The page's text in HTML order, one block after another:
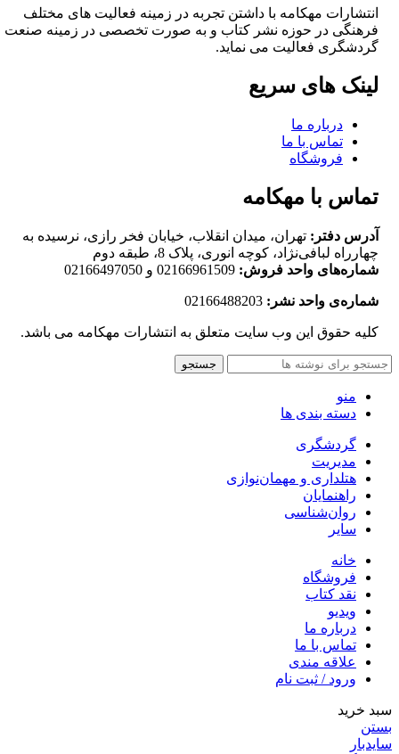
انتشارات مهکامه با داشتن تجربه در زمینه فعالیت های مختلف
فرهنگی در حوزه نشر کتاب و به صورت تخصصی در زمینه صنعت
گردشگری فعالیت می نماید.
لینک های سریع
درباره ما
تماس با ما
فروشگاه
تماس با مهکامه
آدرس دفتر: تهران، میدان انقلاب، خیابان فخر رازی، نرسیده به
چهارراه لبافی‌نژاد، کوچه انوری، پلاک 8، طبقه دوم
شماره‌های واحد فروش: 02166961509 و 02166497050
شماره‌‌ی واحد نشر:
کلیه حقوق این وب سایت متعلق به انتشارات مهکامه می باشد.
جستجو
منو
دسته بندی ها
گردشگری
مدیریت
هتلداری و مهمان‌نوازی
راهنمایان
روان‌شناسی
سایر
خانه
فروشگاه
نقد کتاب
ویدیو
درباره‌ ما
تماس با ما
علاقه مندی
ورود / ثبت نام
سبد خرید
بستن
سایدبار